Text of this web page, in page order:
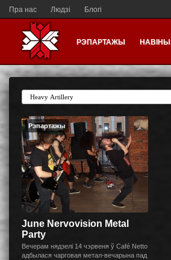
Пра нас Людзі Блогі
РЭПАРТАЖЫ НАВІНЫ
Рэпартажы
June Nervovision Metal
Party
Вечерам нядзелі 14 чэрвеня ў Café Netto
адбылася чарговая метал-вечарына пад